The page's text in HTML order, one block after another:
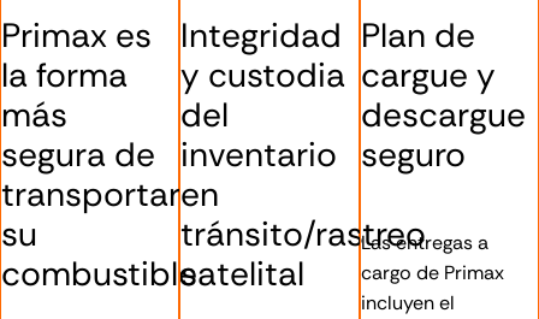
Primax es
la forma
más
segura de
transportar
su
combustible
Integridad
y custodia
del
inventario
en
tránsito/rastreo
satelital
Plan de
cargue y
descargue
seguro
Las entregas a
cargo de Primax
incluyen el